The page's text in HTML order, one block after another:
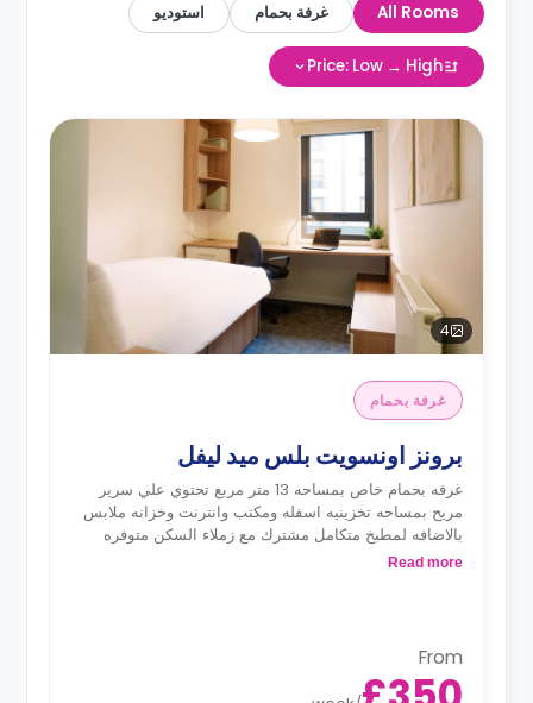
All Rooms غرفة بحمام استوديو
Price: Low → High
4
غرفة بحمام
برونز اونسويت بلس ميد ليفل
غرفه بحمام خاص بمساحه 13 متر مربع تحتوي علي سرير
مريح بمساحه تخزينيه اسفله ومكتب وانترنت وخزانه ملابس
بالاضافه لمطبخ متكامل مشترك مع زملاء السكن متوفره
بالدور الثالث والرابع
Read more
From